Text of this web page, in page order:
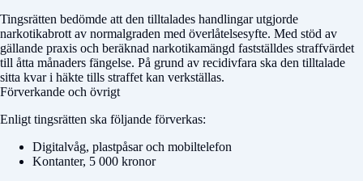
Tingsrätten bedömde att den tilltalades handlingar utgjorde
narkotikabrott av normalgraden med överlåtelsesyfte. Med stöd av
gällande praxis och beräknad narkotikamängd fastställdes straffvärdet
till åtta månaders fängelse. På grund av recidiv­fara ska den tilltalade
sitta kvar i häkte tills straffet kan verkställas.
Förverkande och övrigt
Enligt tingsrätten ska följande förverkas:
Digitalvåg, plastpåsar och mobiltelefon
Kontanter, 5 000 kronor